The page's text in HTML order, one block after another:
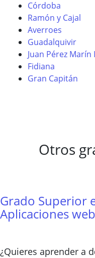
Córdoba
Ramón y Cajal
Averroes
Guadalquivir
Juan Pérez Marín I
Fidiana
Gran Capitán
Otros
Grado Superior
Aplicaciones web
¿Quieres aprender a